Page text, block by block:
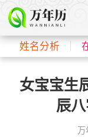
姓名分析
女宝宝生
辰